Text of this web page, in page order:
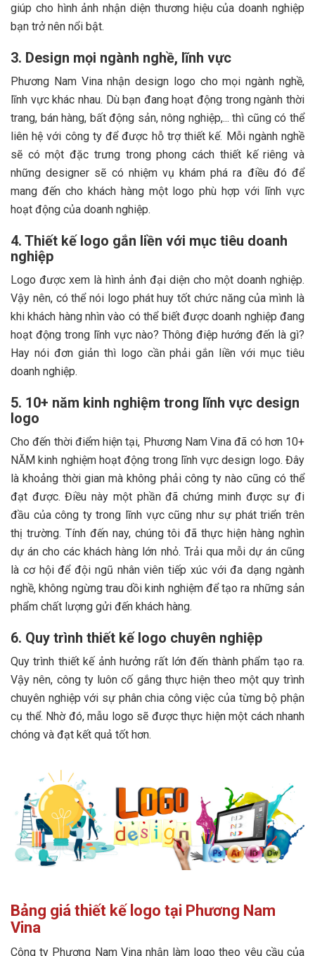
giúp cho hình ảnh nhận diện thương hiệu của doanh nghiệp
bạn trở nên nổi bật.
3. Design mọi ngành nghề, lĩnh vực
Phương Nam Vina nhận design logo cho mọi ngành nghề,
lĩnh vực khác nhau. Dù bạn đang hoạt động trong ngành thời
trang, bán hàng, bất động sản, nông nghiệp,... thì cũng có thể
liên hệ với công ty để được hỗ trợ thiết kế. Mỗi ngành nghề
sẽ có một đặc trưng trong phong cách thiết kế riêng và
những designer sẽ có nhiệm vụ khám phá ra điều đó để
mang đến cho khách hàng một logo phù hợp với lĩnh vực
hoạt động của doanh nghiệp.
4. Thiết kế logo gắn liền với mục tiêu doanh
nghiệp
Logo được xem là hình ảnh đại diện cho một doanh nghiệp.
Vậy nên, có thể nói logo phát huy tốt chức năng của mình là
khi khách hàng nhìn vào có thể biết được doanh nghiệp đang
hoạt động trong lĩnh vực nào? Thông điệp hướng đến là gì?
Hay nói đơn giản thì logo cần phải gắn liền với mục tiêu
doanh nghiệp.
5. 10+ năm kinh nghiệm trong lĩnh vực design
logo
Cho đến thời điểm hiện tại, Phương Nam Vina đã có hơn 10+
NĂM kinh nghiệm hoạt động trong lĩnh vực design logo. Đây
là khoảng thời gian mà không phải công ty nào cũng có thể
đạt được. Điều này một phần đã chứng minh được sự đi
đầu của công ty trong lĩnh vực cũng như sự phát triển trên
thị trường. Tính đến nay, chúng tôi đã thực hiện hàng nghìn
dự án cho các khách hàng lớn nhỏ. Trải qua mỗi dự án cũng
là cơ hội để đội ngũ nhân viên tiếp xúc với đa dạng ngành
nghề, không ngừng trau dồi kinh nghiệm để tạo ra những sản
phẩm chất lượng gửi đến khách hàng.
6. Quy trình thiết kế logo chuyên nghiệp
Quy trình thiết kế ảnh hưởng rất lớn đến thành phẩm tạo ra.
Vậy nên, công ty luôn cố gắng thực hiện theo một quy trình
chuyên nghiệp với sự phân chia công việc của từng bộ phận
cụ thể. Nhờ đó, mẫu logo sẽ được thực hiện một cách nhanh
chóng và đạt kết quả tốt hơn.
Bảng giá thiết kế logo tại Phương Nam
Vina
Công ty Phương Nam Vina nhận làm logo theo yêu cầu của